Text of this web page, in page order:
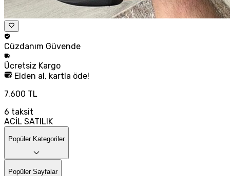
Cüzdanım Güvende
Ücretsiz Kargo
Elden al, kartla öde!
7.600 TL
6 taksit
ACİL SATILIK
Popüler Kategoriler
Popüler Sayfalar